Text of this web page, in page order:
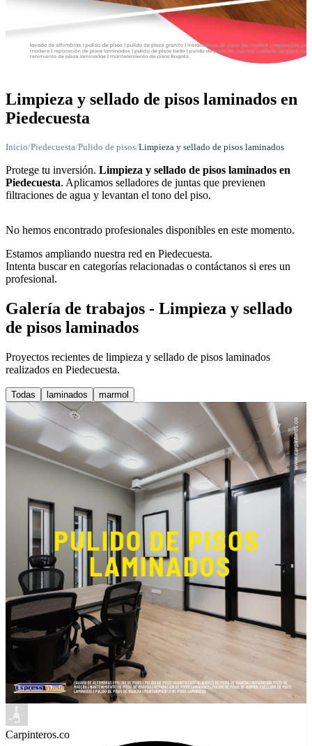
Limpieza y sellado de pisos laminados en
Piedecuesta
Inicio/Piedecuesta/Pulido de pisos/Limpieza y sellado de pisos laminados
Protege tu inversión. Limpieza y sellado de pisos laminados en
Piedecuesta. Aplicamos selladores de juntas que previenen
filtraciones de agua y levantan el tono del piso.
No hemos encontrado profesionales disponibles en este momento.
Estamos ampliando nuestra red en Piedecuesta.
Intenta buscar en categorías relacionadas o contáctanos si eres un
profesional.
Galería de trabajos - Limpieza y sellado
de pisos laminados
Proyectos recientes de limpieza y sellado de pisos laminados
realizados en Piedecuesta.
Todas laminados marmol
Carpinteros.co